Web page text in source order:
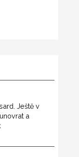
Ještě v
a